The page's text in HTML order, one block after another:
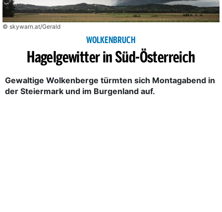
© skywarn.at/Gerald
WOLKENBRUCH
Hagelgewitter in Süd-Österreich
Gewaltige Wolkenberge türmten sich Montagabend in
der Steiermark und im Burgenland auf.